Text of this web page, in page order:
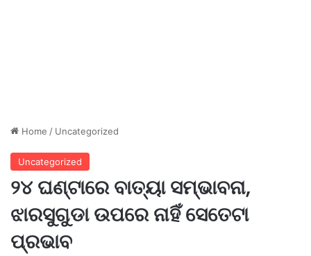
Home / Uncategorized
Uncategorized
୨୪ ଘଣ୍ଟାରେ ବାତ୍ୟା ସମ୍ଭାବନା,
ଝାରସୁଗୁଡା ଉପରେ ନାହିଁ ସେତେଟା
ପ୍ରଭାବ